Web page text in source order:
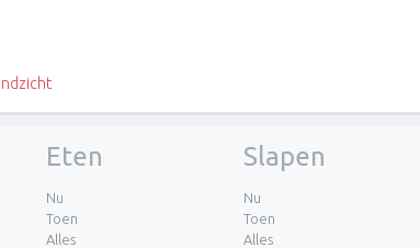
Eten
Nu
Toen
Alles
Slapen
Nu
Toen
Alles